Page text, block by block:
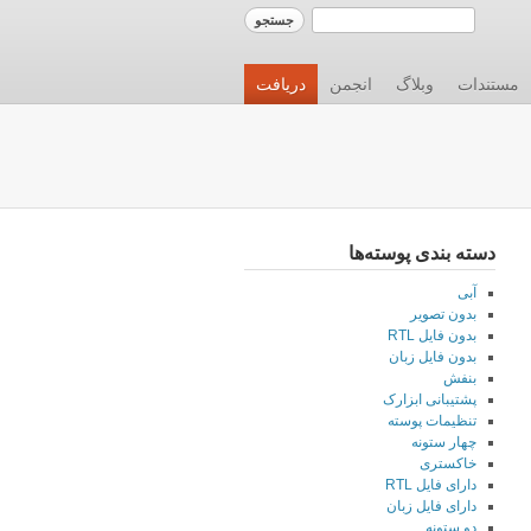
دریافت انجمن وبلاگ مستندات
دسته بندی پوسته‌ها
آبی
بدون تصویر
بدون فایل RTL
بدون فایل زبان
بنفش
پشتیبانی ابزارک
تنظیمات پوسته
چهار ستونه
خاکستری
دارای فایل RTL
دارای فایل زبان
دو ستونه